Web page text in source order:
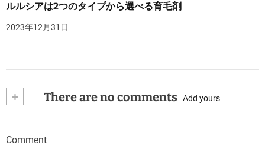
ルルシアは2つのタイプから選べる育毛剤
2023年12月31日
+ There are no comments Add yours
Comment